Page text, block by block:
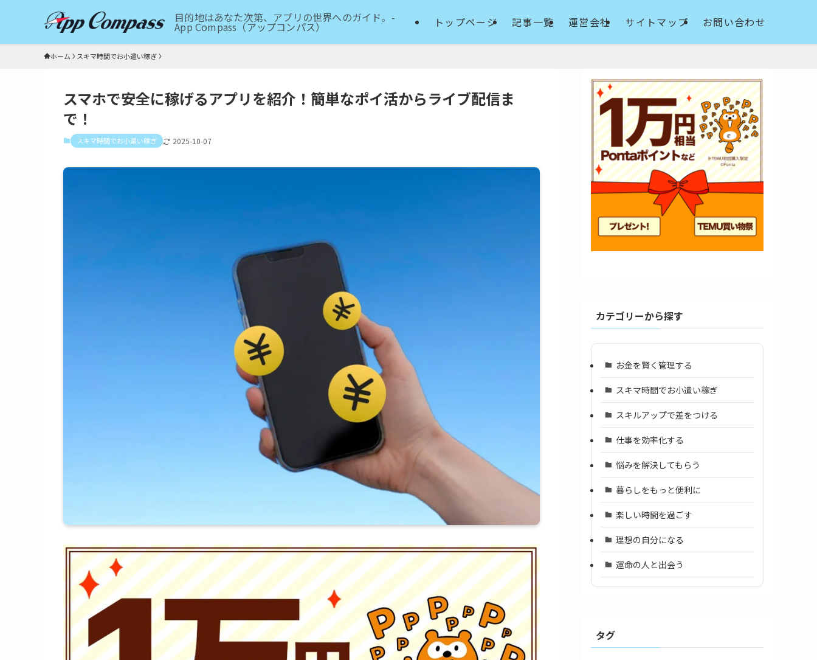
目的地はあなた次第、アプリの世界へのガイド。-
App Compass（アップコンパス） トップページ 記事一覧 運営会社 サイトマップ お問い合わせ
ホーム スキマ時間でお小遣い稼ぎ
スマホで安全に稼げるアプリを紹介！簡単なポイ活からライブ配信ま
で！
スキマ時間でお小遣い稼ぎ 2025-10-07
カテゴリーから探す
お金を賢く管理する
スキマ時間でお小遣い稼ぎ
スキルアップで差をつける
仕事を効率化する
悩みを解決してもらう
暮らしをもっと便利に
楽しい時間を過ごす
理想の自分になる
運命の人と出会う
タグ